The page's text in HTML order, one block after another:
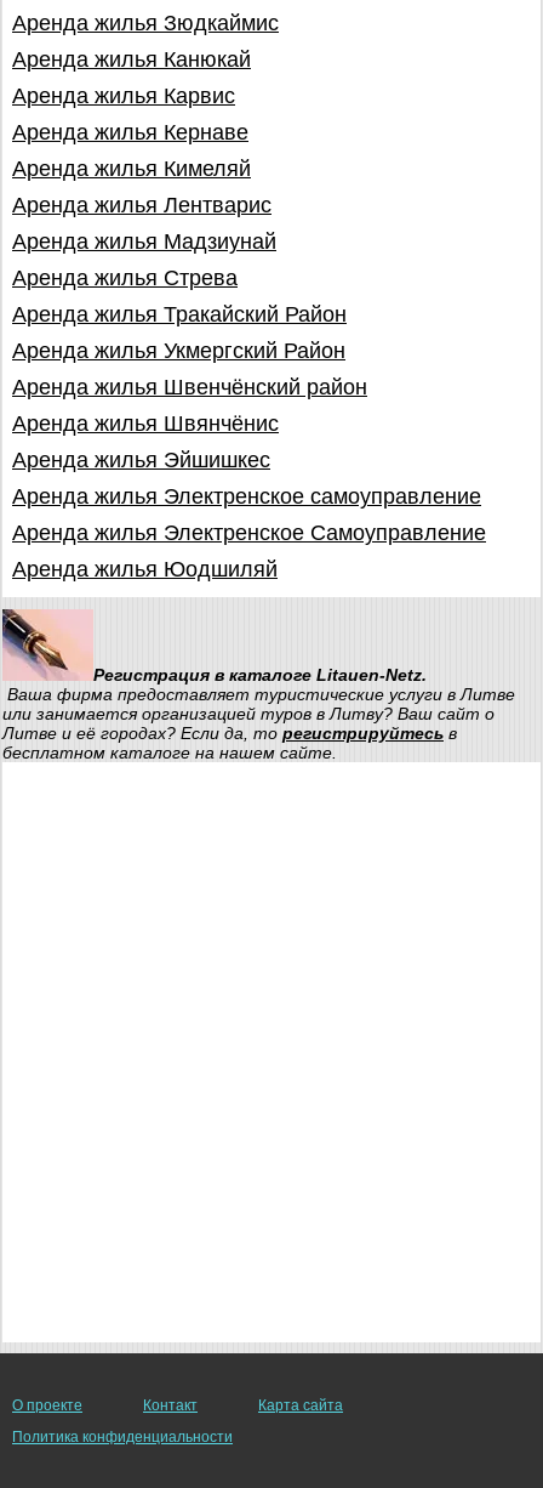
Аренда жилья Зюдкаймис
Аренда жилья Канюкай
Аренда жилья Карвис
Аренда жилья Кернаве
Аренда жилья Кимеляй
Аренда жилья Лентварис
Аренда жилья Мадзиунай
Аренда жилья Стрева
Аренда жилья Тракайский Район
Аренда жилья Укмергский Район
Аренда жилья Швенчёнский район
Аренда жилья Швянчёнис
Аренда жилья Эйшишкес
Аренда жилья Электренское самоуправление
Аренда жилья Электренское Самоуправление
Аренда жилья Юодшиляй
Регистрация в каталоге Litauen-Netz.
Ваша фирма предоставляет туристические услуги в Литве
или занимается организацией туров в Литву? Ваш сайт о
Литве и её городах? Если да, то регистрируйтесь в
бесплатном каталоге на нашем сайте.
О проекте Контакт
Карта сайта
Политика конфиденциальности